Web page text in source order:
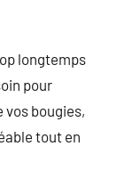
longtemps
pour
vos bougies,
tout en